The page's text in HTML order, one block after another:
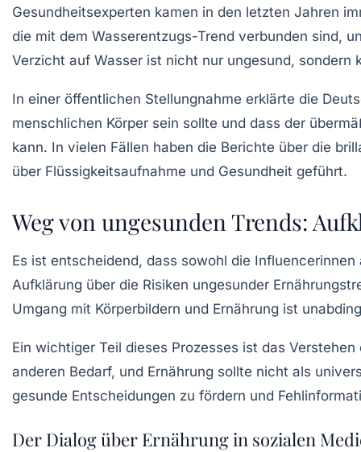
Gesundheitsexperten kamen in den letzten Jahren
die mit dem Wasserentzugs-Trend verbunden sind,
Verzicht auf Wasser ist nicht nur ungesund,
In einer öffentlichen Stellungnahme erklärte die
menschlichen Körper sein sollte und dass der
kann. In vielen Fällen haben die Berichte über die
über Flüssigkeitsaufnahme und Gesundheit geführt.
Weg von ungesunden Trends:
Es ist entscheidend, dass sowohl die
Aufklärung über die Risiken ungesunder
Umgang mit Körperbildern und Ernährung ist
Ein wichtiger Teil dieses Prozesses ist das
anderen Bedarf, und Ernährung sollte nicht als
gesunde Entscheidungen zu fördern und
Der Dialog über Ernährung in sozialen